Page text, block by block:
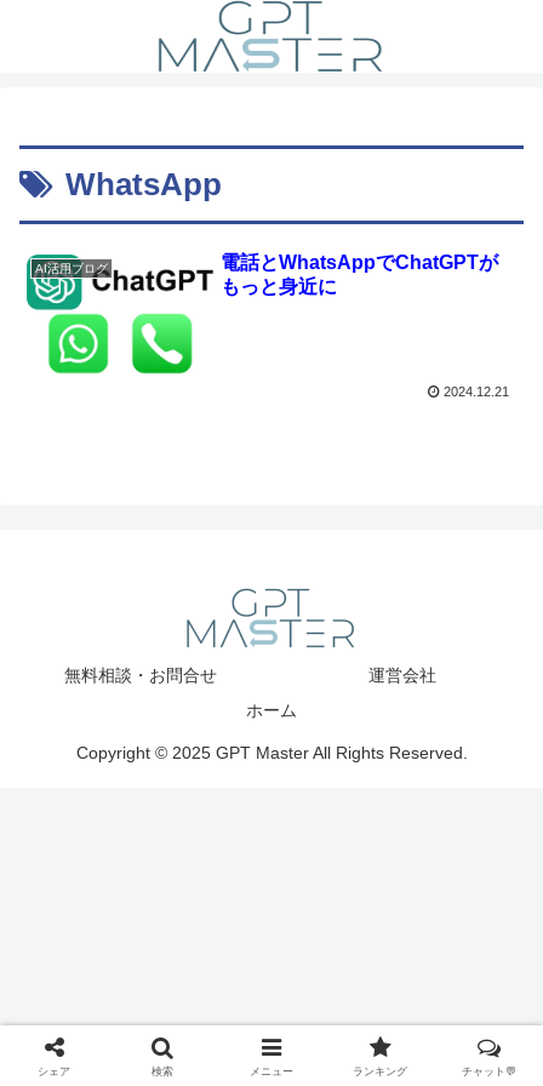
WhatsApp
AI活用ブログ
電話とWhatsAppでChatGPTが
もっと身近に
2024.12.21
無料相談・お問合せ
運営会社
ホーム
Copyright © 2025 GPT Master All Rights Reserved.
シェア 検索 メニュー ランキング チャット💬